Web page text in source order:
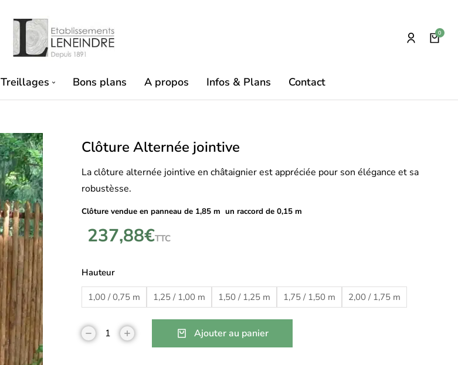
Treillages Bons plans A propos Infos & Plans Contact
Clôture Alternée jointive
La clôture alternée jointive en châtaignier est appréciée pour son élégance et sa
robustèsse.
Clôture vendue en panneau de 1,85 m un raccord de 0,15 m
237,88€TTC
Hauteur
1,00 / 0,75 m 1,25 / 1,00 m 1,50 / 1,25 m 1,75 / 1,50 m 2,00 / 1,75 m
Ajouter au panier